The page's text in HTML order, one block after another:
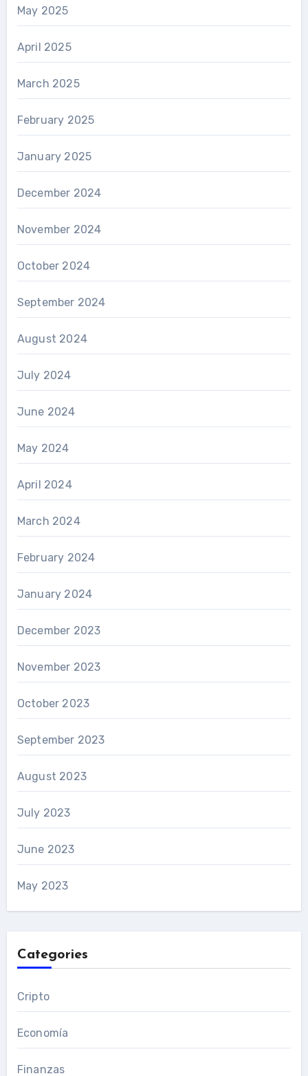
May 2025
April 2025
March 2025
February 2025
January 2025
December 2024
November 2024
October 2024
September 2024
August 2024
July 2024
June 2024
May 2024
April 2024
March 2024
February 2024
January 2024
December 2023
November 2023
October 2023
September 2023
August 2023
July 2023
June 2023
May 2023
Categories
Cripto
Economía
Finanzas